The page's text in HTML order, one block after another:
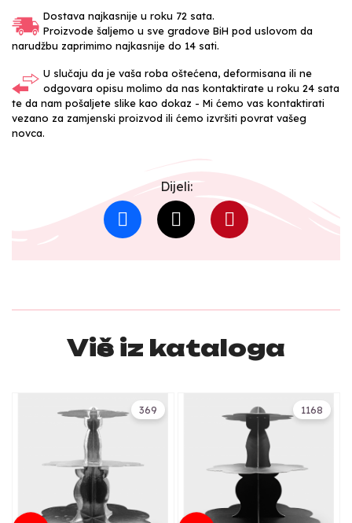
Dostava najkasnije u roku 72 sata.
Proizvode šaljemo u sve gradove BiH pod uslovom da
narudžbu zaprimimo najkasnije do 14 sati.
U slučaju da je vaša roba oštećena, deformisana ili ne
odgovara opisu molimo da nas kontaktirate u roku 24 sata
te da nam pošaljete slike kao dokaz - Mi ćemo vas kontaktirati
vezano za zamjenski proizvod ili ćemo izvršiti povrat vašeg
novca.
Dijeli:
Više iz kataloga
369 1168